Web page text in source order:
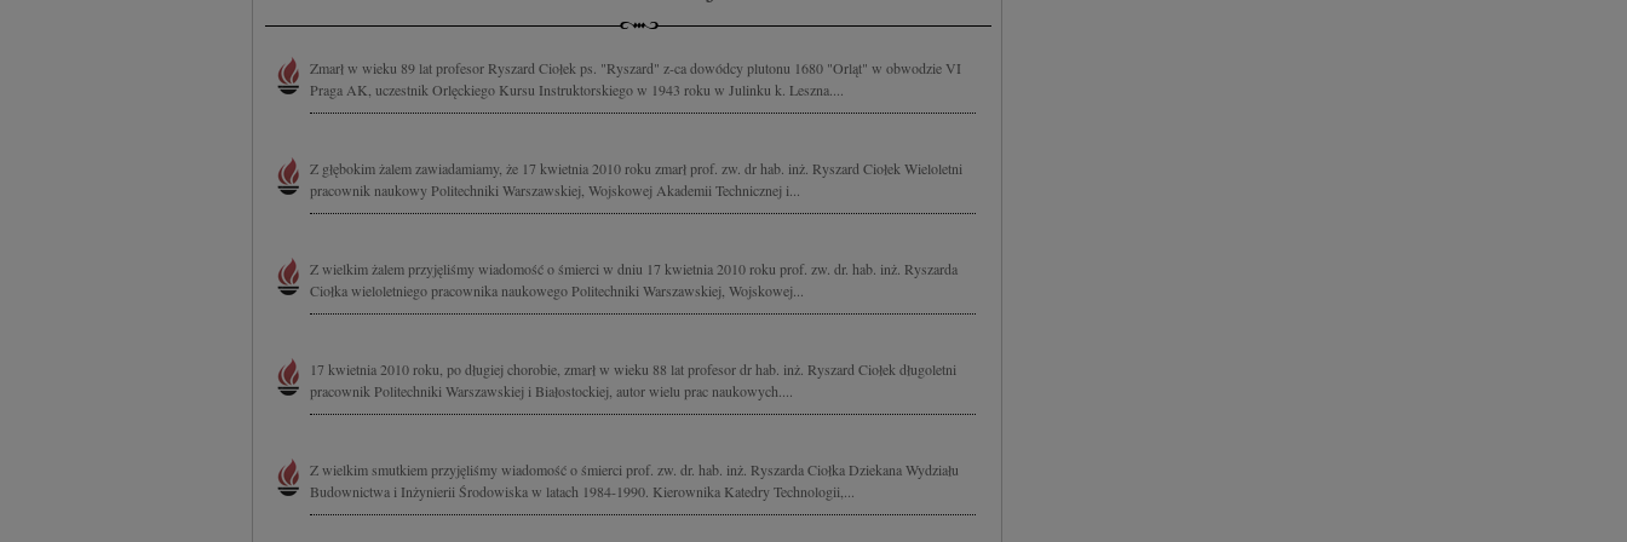
Zmarł w wieku 89 lat profesor Ryszard Ciołek ps. "Ryszard" z-ca dowódcy plutonu 1680 "Orląt" w obwodzie VI
Praga AK, uczestnik Orlęckiego Kursu Instruktorskiego w 1943 roku w Julinku k. Leszna....
Z głębokim żalem zawiadamiamy, że 17 kwietnia 2010 roku zmarł prof. zw. dr hab. inż. Ryszard Ciołek Wieloletni
pracownik naukowy Politechniki Warszawskiej, Wojskowej Akademii Technicznej i...
Z wielkim żalem przyjęliśmy wiadomość o śmierci w dniu 17 kwietnia 2010 roku prof. zw. dr. hab. inż. Ryszarda
Ciołka wieloletniego pracownika naukowego Politechniki Warszawskiej, Wojskowej...
17 kwietnia 2010 roku, po długiej chorobie, zmarł w wieku 88 lat profesor dr hab. inż. Ryszard Ciołek długoletni
pracownik Politechniki Warszawskiej i Białostockiej, autor wielu prac naukowych....
Z wielkim smutkiem przyjęliśmy wiadomość o śmierci prof. zw. dr. hab. inż. Ryszarda Ciołka Dziekana Wydziału
Budownictwa i Inżynierii Środowiska w latach 1984-1990. Kierownika Katedry Technologii,...